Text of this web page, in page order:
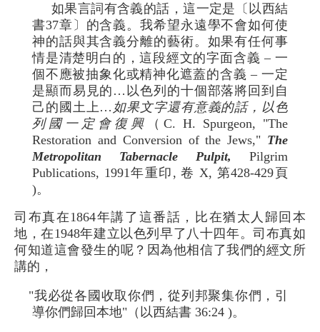
如果言詞有含義的話，這一定是〔以西結
書37章〕的含義。我希望永遠學不會如何使
神的話與其含義分離的藝術。如果有任何事
情是清楚明白的，這段經文的字面含義 – 一
個不應被抽象化或精神化遮蓋的含義 – 一定
是顯而易見的…以色列的十個部落將回到自
己的國土上… 如果文字還有意義的話，以色
列國一定會復興
（C. H. Spurgeon, "The
Restoration and Conversion of the Jews," The
Metropolitan Tabernacle Pulpit, Pilgrim
Publications, 1991年重印, 卷 X, 第428-429頁
)。
司布真在1864年講了這番話，比在猶太人歸回本
地，在1948年建立以色列早了八十四年。司布真如
何知道這會發生的呢？因為他相信了我們的經文所
講的，
"我必從各國收取你們，從列邦聚集你們，引
導你們歸回本地"（以西結書 36:24 )。